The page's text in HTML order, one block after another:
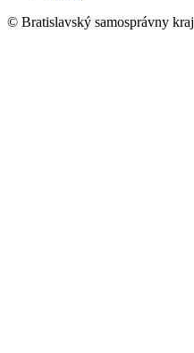
© Bratislavský samosprávny kraj